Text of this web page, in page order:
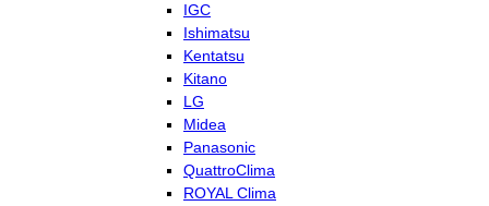
IGC
Ishimatsu
Kentatsu
Kitano
LG
Midea
Panasonic
QuattroClima
ROYAL Clima